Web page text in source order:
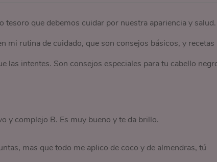
que debemos cuidar por nuestra apariencia y salud.
mi rutina de cuidado, que son consejos básicos, y recetas
las intentes. Son consejos especiales para tu cabello
y complejo B. Es muy bueno y te da brillo.
mas que todo me aplico de coco y de almendras, tú